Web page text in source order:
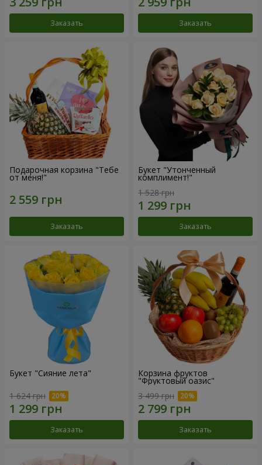
Заказать Заказать
Подарочная корзина "Тебе
от меня!"
Заказать
Букет "Утонченный
комплимент!"
1 528 грн
Заказать
Букет "Сияние лета"
1 624 грн
Заказать
Корзина фруктов
"Фруктовый оазис"
3 499 грн
Заказать